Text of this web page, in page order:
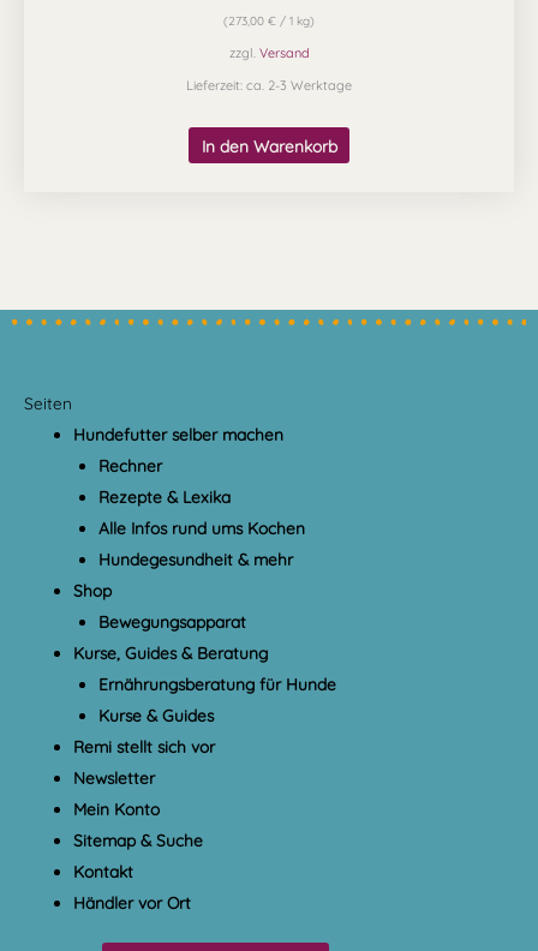
(273,00 € / 1 kg)
zzgl. Versand
Lieferzeit: ca. 2-3 Werktage
In den Warenkorb
Seiten
Hundefutter selber machen
Rechner
Rezepte & Lexika
Alle Infos rund ums Kochen
Hundegesundheit & mehr
Shop
Bewegungsapparat
Kurse, Guides & Beratung
Ernährungsberatung für Hunde
Kurse & Guides
Remi stellt sich vor
Newsletter
Mein Konto
Sitemap & Suche
Kontakt
Händler vor Ort